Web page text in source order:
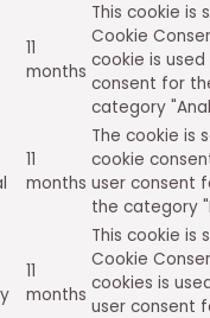
11
months
This cookie is
Cookie
cookie is
consent for
category
11
months
The cookie is
cookie
user consent
the category
11
months
This cookie is
Cookie
cookies is
user consent